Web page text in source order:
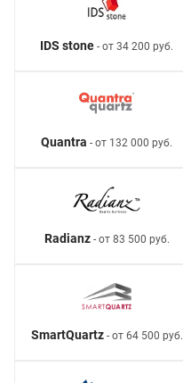
IDS stone - от 34 200 руб.
Quantra - от 132 000 руб.
Radianz- от 83 500 руб.
SmartQuartz- от 64 500 руб.